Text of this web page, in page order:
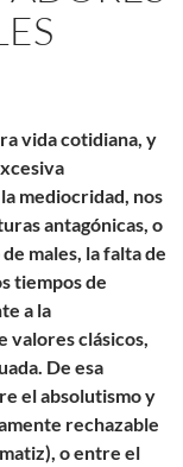
vida cotidiana, y
mediocridad, nos
antagónicas, o
males, la falta de
tiempos de
a la
valores clásicos,
De esa
el absolutismo y
rechazable
o entre el